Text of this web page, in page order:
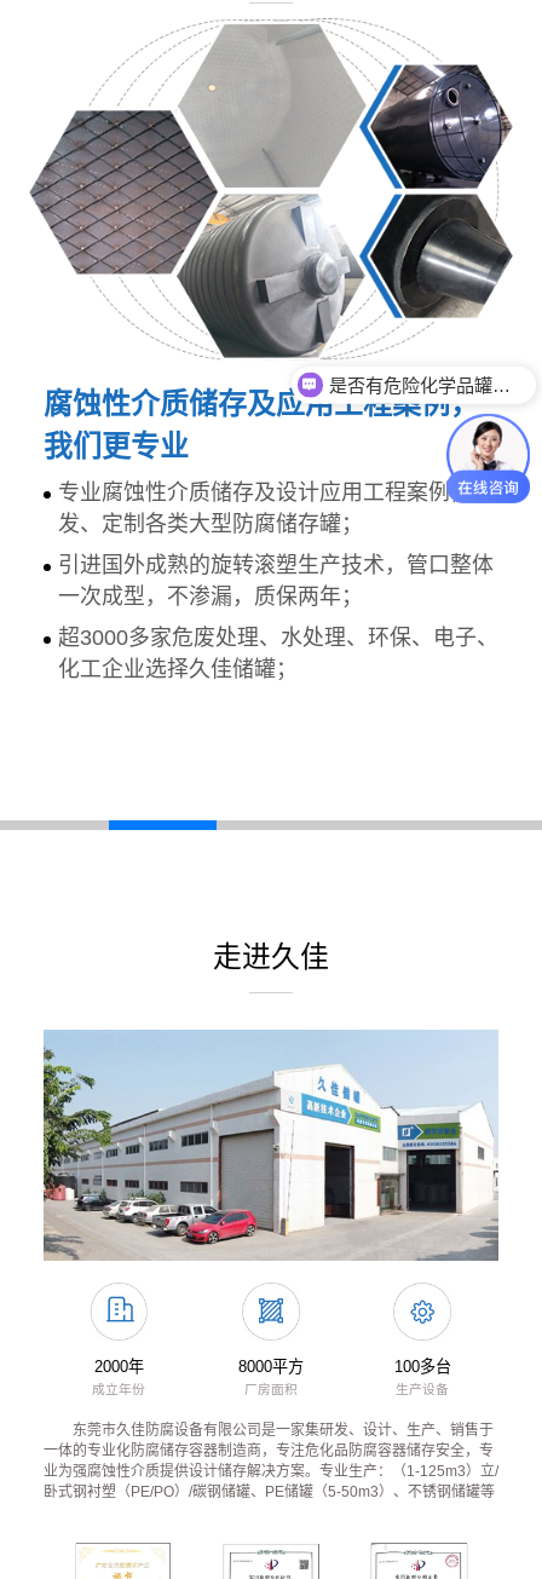
腐蚀性介质储存及应用工程案例，
我们更专业
专业腐蚀性介质储存及设计应用工程案例，研
发、定制各类大型防腐储存罐；
引进国外成熟的旋转滚塑生产技术，管口整体
一次成型，不渗漏，质保两年；
超3000多家危废处理、水处理、环保、电子、
化工企业选择久佳储罐；
走进久佳
2000年
成立年份
8000平方
厂房面积
100多台
生产设备
东莞市久佳防腐设备有限公司是一家集研发、设计、生产、销售于
一体的专业化防腐储存容器制造商，专注危化品防腐容器储存安全，专
业为强腐蚀性介质提供设计储存解决方案。专业生产：（1-125m3）立/
卧式钢衬塑（PE/PO）/碳钢储罐、PE储罐（5-50m3）、不锈钢储罐等
是否有危险化学品罐体生产资质？